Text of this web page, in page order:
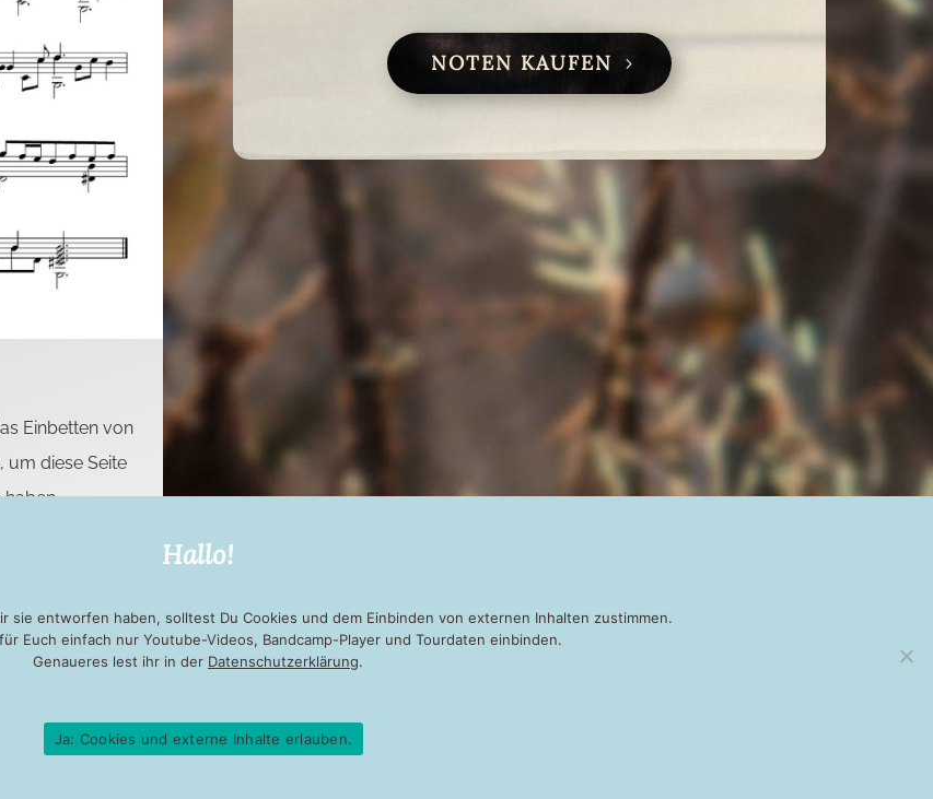
Einbetten von
um diese Seite
NOTEN KAUFEN
Hallo!
sie entworfen haben, solltest Du Cookies und dem Einbinden von externen Inhalten zustimmen.
Euch einfach nur Youtube-Videos, Bandcamp-Player und Tourdaten einbinden.
Genaueres lest ihr in der Datenschutzerklärung.
Ja: Cookies und externe Inhalte erlauben.